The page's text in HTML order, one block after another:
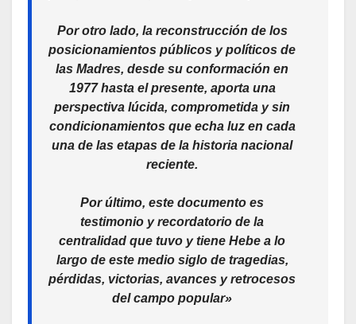
Por otro lado, la reconstrucción de los
posicionamientos públicos y políticos de
las Madres, desde su conformación en
1977 hasta el presente, aporta una
perspectiva lúcida, comprometida y sin
condicionamientos que echa luz en cada
una de las etapas de la historia nacional
reciente.
Por último, este documento es
testimonio y recordatorio de la
centralidad que tuvo y tiene Hebe a lo
largo de este medio siglo de tragedias,
pérdidas, victorias, avances y retrocesos
del campo popular»